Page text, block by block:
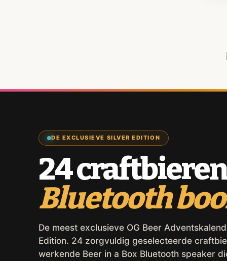
DE EXCLUSIEVE SILVER EDITION
24
Bluetooth
De meest exclusieve OG Beer
Edition. 24 zorgvuldig geselecteerde
werkende Beer in a Box Bluetooth speaker